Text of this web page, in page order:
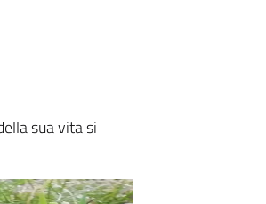
sua vita si